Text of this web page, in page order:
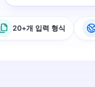
20+개 입력 형식